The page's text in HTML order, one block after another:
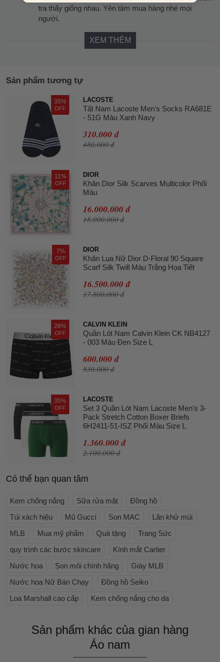
tra thấy giống nhau. Yên tâm mua hàng nhé mọi
người.
XEM THÊM
Sản phẩm tương tự
35%
OFF
LACOSTE
Tất Nam Lacoste Men's Socks RA681E
- 51G Màu Xanh Navy
310.000 đ
480.000 đ
11%
OFF
DIOR
Khăn Dior Silk Scarves Multicolor Phối
Màu
16.000.000 đ
18.000.000 đ
7%
OFF
DIOR
Khăn Lụa Nữ Dior D-Floral 90 Square
Scarf Silk Twill Màu Trắng Họa Tiết
16.500.000 đ
17.800.000 đ
28%
OFF
CALVIN KLEIN
Quần Lót Nam Calvin Klein CK NB4127
- 003 Màu Đen Size L
600.000 đ
830.000 đ
35%
OFF
LACOSTE
Set 3 Quần Lót Nam Lacoste Men's 3-
Pack Stretch Cotton Boxer Briefs
6H2411-51-ISZ Phối Màu Size L
1.360.000 đ
2.100.000 đ
Có thể bạn quan tâm
Kem chống nắng Sữa rửa mặt
Đồng hồ
Túi xách hiệu
Mũ Gucci Son MAC
Lăn khử mùi
MLB
Mua mỹ phẩm Quà tặng
Trang Sức
quy trình các bước skincare
Kính mắt Cartier
Nước hoa
Son môi chính hãng
Giày MLB
Nước hoa Nữ Bán Chạy
Đồng hồ Seiko
Loa Marshall cao cấp
Kem chống nắng cho da
Sản phẩm khác của gian hàng
Áo nam